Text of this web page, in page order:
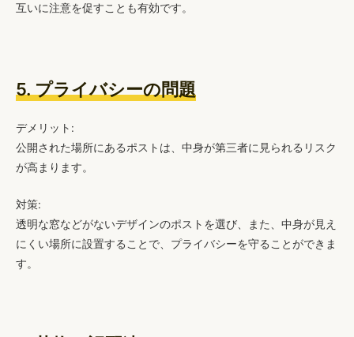
互いに注意を促すことも有効です。
5. プライバシーの問題
デメリット:
公開された場所にあるポストは、中身が第三者に見られるリスク
が高まります。
対策:
透明な窓などがないデザインのポストを選び、また、中身が見え
にくい場所に設置することで、プライバシーを守ることができま
す。